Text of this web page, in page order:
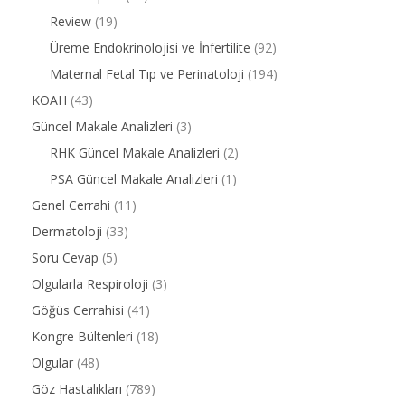
Review (19)
Üreme Endokrinolojisi ve İnfertilite (92)
Maternal Fetal Tıp ve Perinatoloji (194)
KOAH (43)
Güncel Makale Analizleri (3)
RHK Güncel Makale Analizleri (2)
PSA Güncel Makale Analizleri (1)
Genel Cerrahi (11)
Dermatoloji (33)
Soru Cevap (5)
Olgularla Respiroloji (3)
Göğüs Cerrahisi (41)
Kongre Bültenleri (18)
Olgular (48)
Göz Hastalıkları (789)